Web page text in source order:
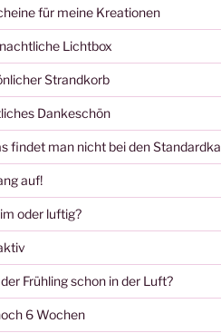
für meine Kreationen
Lichtbox
Strandkorb
Dankeschön
findet man nicht bei den
auf!
oder luftig?
Frühling schon in der Luft?
6 Wochen